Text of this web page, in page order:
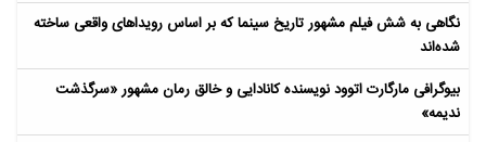
نگاهی به شش فیلم مشهور تاریخ سینما که بر اساس رویداهای واقعی ساخته
شده‌اند
بیوگرافی مارگارت اتوود نویسنده کانادایی و خالق رمان مشهور «سرگذشت
ندیمه»